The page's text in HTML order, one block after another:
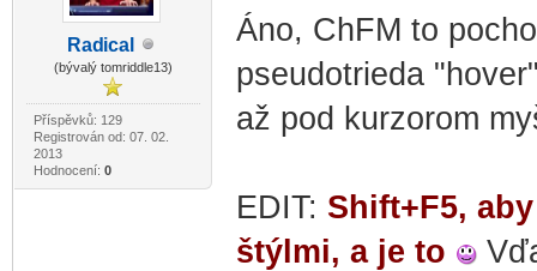
Radical
(bývalý tomriddle13)
Příspěvků: 129
Registrován od: 07. 02.
2013
Hodnocení: 0
Áno, ChFM to
pseudotrieda
až pod kurzorom
EDIT: Shift+F5,
štýlmi, a je to